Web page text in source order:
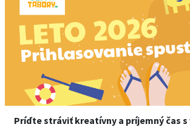
Príďte stráviť kreatívny a príjemný čas